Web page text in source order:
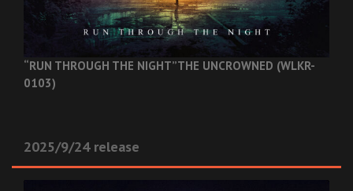
“RUN THROUGH THE NIGHT”THE UNCROWNED (WLKR-
0103)
2025/9/24 release